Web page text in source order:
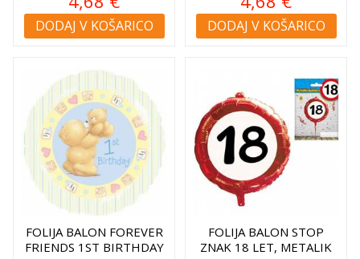
DODAJ V KOŠARICO DODAJ V KOŠARICO
FOLIJA BALON FOREVER
FRIENDS 1ST BIRTHDAY
FOLIJA BALON STOP
ZNAK 18 LET, METALIK